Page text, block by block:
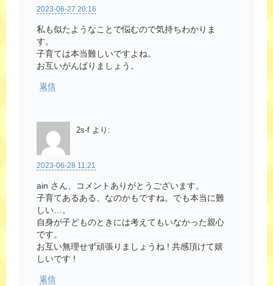
2023-06-27 20:16
私も似たようなことで悩むので気持ちわかりま
す。
子育ては本当難しいですよね。
お互いがんばりましょう。
返信
2s-f より:
2023-06-28 11:21
ain さん、コメントありがとうございます。
子育てあるある、なのかもですね。でも本当に難
しい…。
自身が子どものときには考えてもいなかった親心
です。
お互い無理せず頑張りましょうね ! 共感頂けて嬉
しいです !
返信